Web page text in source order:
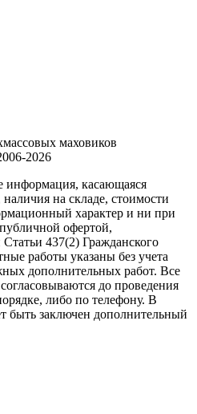
маховиков
2026
информация, касающаяся
на складе, стоимости
характер и ни при
офертой,
437(2) Гражданского
работы указаны без учета
дополнительных работ. Все
до проведения
либо по телефону. В
быть заключен дополнительный